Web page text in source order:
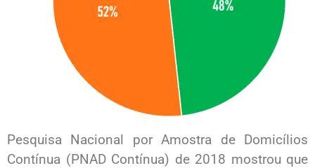
Pesquisa Nacional por Amostra de Domicílios
Contínua (PNAD Contínua) de 2018 mostrou que